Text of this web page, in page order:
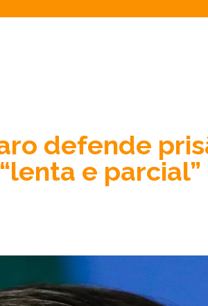
defende
e